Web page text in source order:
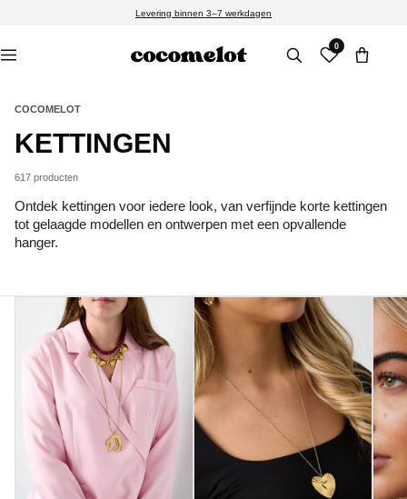
Levering binnen 3–7 werkdagen
0
COCOMELOT
C
O
L
L
C
KETTINGEN
617 producten
Ontdek kettingen voor iedere look, van verfijnde korte kettingen
tot gelaagde modellen en ontwerpen met een opvallende
hanger.